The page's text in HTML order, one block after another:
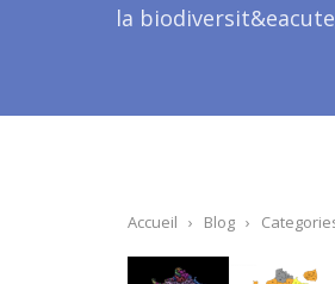
la
Accueil › Blog ›